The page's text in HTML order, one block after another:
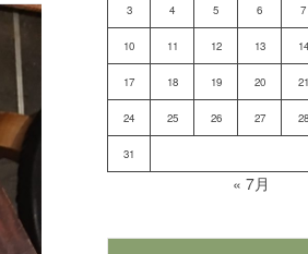
3 4 5 6 7
10 11 12 13 14
17 18 19 20 21
24 25 26 27 28
31
« 7月